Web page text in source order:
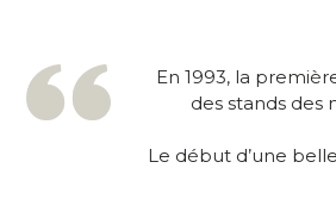
En 1993, la
des stands des
Le début d’une